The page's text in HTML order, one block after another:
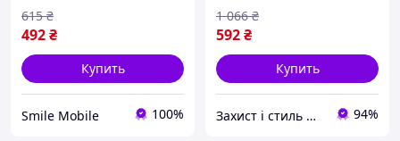
492₴
615 ₴
Купить
Smile Mobile 100%
корпус
592₴
1 066 ₴
Купить
Захист і стиль — в одному магазині 94%